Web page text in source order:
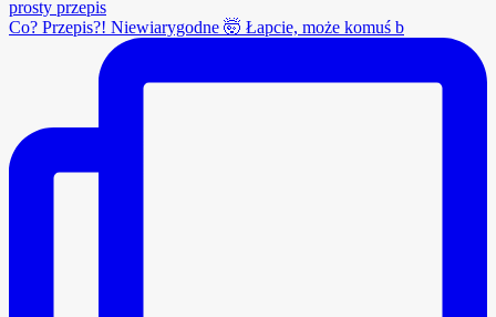
Co? Przepis?! Niewiarygodne 🤯 Łapcie, może komuś b